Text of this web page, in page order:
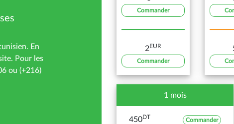
En
Pour les
ou (+216)
Commander
2EUR
Commander
1 mois
450DT Commander